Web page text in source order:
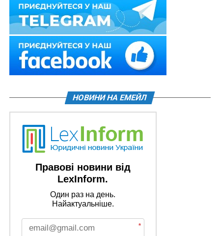
НОВИНИ НА ЕМЕЙЛ
Правові новини від
LexInform.
Один раз на день.
Найактуальніше.
*